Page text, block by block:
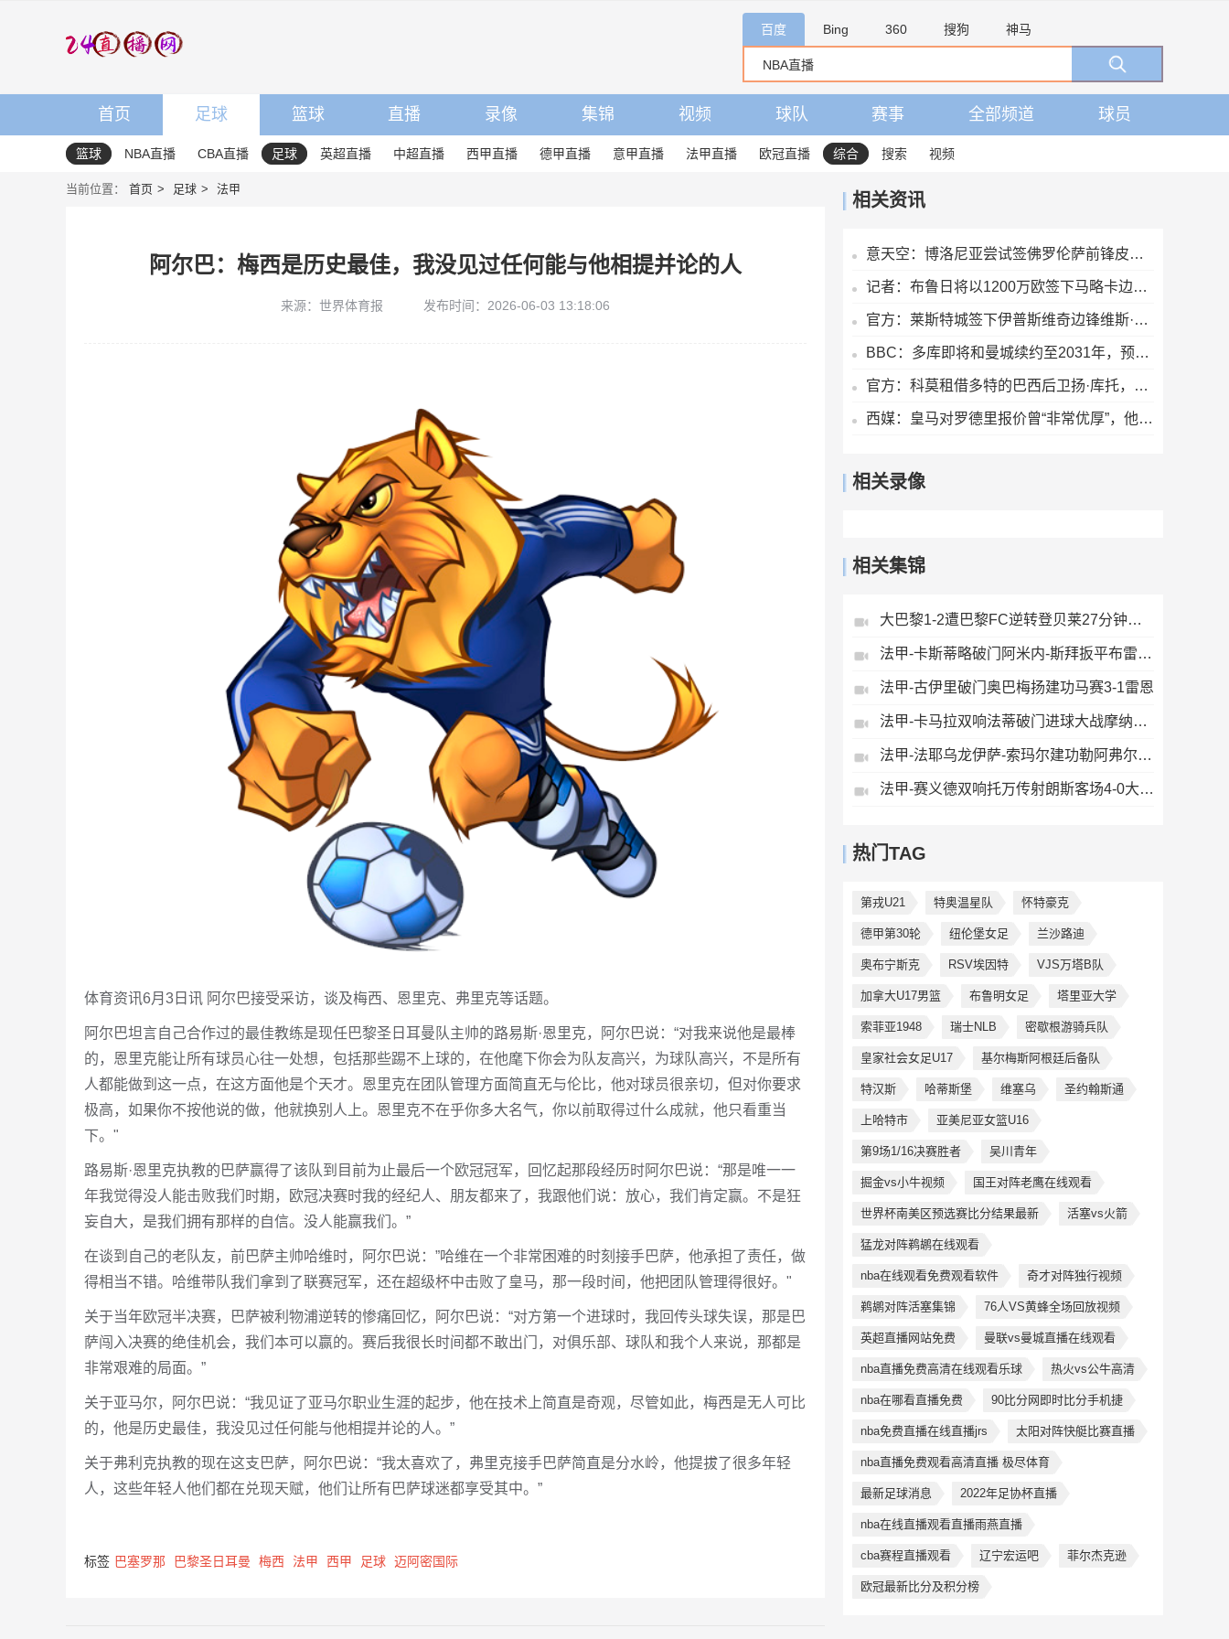
百度 Bing 360 搜狗 神马
首页 足球 篮球 直播 录像 集锦 视频 球队 赛事 全部频道 球员
篮球 NBA直播 CBA直播 足球 英超直播 中超直播 西甲直播 德甲直播 意甲直播 法甲直播 欧冠直播 综合 搜索 视频
当前位置： 首页 足球 法甲
阿尔巴：梅西是历史最佳，我没见过任何能与他相提并论的人
来源：世界体育报 发布时间：2026-06-03 13:18:06
体育资讯6月3日讯 阿尔巴接受采访，谈及梅西、恩里克、弗里克等话题。
阿尔巴坦言自己合作过的最佳教练是现任巴黎圣日耳曼队主帅的路易斯·恩里克，阿尔巴说：“对我来说他是最棒
的，恩里克能让所有球员心往一处想，包括那些踢不上球的，在他麾下你会为队友高兴，为球队高兴，不是所有
人都能做到这一点，在这方面他是个天才。恩里克在团队管理方面简直无与伦比，他对球员很亲切，但对你要求
极高，如果你不按他说的做，他就换别人上。恩里克不在乎你多大名气，你以前取得过什么成就，他只看重当
下。"
路易斯·恩里克执教的巴萨赢得了该队到目前为止最后一个欧冠冠军，回忆起那段经历时阿尔巴说：“那是唯一一
年我觉得没人能击败我们时期，欧冠决赛时我的经纪人、朋友都来了，我跟他们说：放心，我们肯定赢。不是狂
妄自大，是我们拥有那样的自信。没人能赢我们。”
在谈到自己的老队友，前巴萨主帅哈维时，阿尔巴说：”哈维在一个非常困难的时刻接手巴萨，他承担了责任，做
得相当不错。哈维带队我们拿到了联赛冠军，还在超级杯中击败了皇马，那一段时间，他把团队管理得很好。"
关于当年欧冠半决赛，巴萨被利物浦逆转的惨痛回忆，阿尔巴说：“对方第一个进球时，我回传头球失误，那是巴
萨闯入决赛的绝佳机会，我们本可以赢的。赛后我很长时间都不敢出门，对俱乐部、球队和我个人来说，那都是
非常艰难的局面。”
关于亚马尔，阿尔巴说：“我见证了亚马尔职业生涯的起步，他在技术上简直是奇观，尽管如此，梅西是无人可比
的，他是历史最佳，我没见过任何能与他相提并论的人。”
关于弗利克执教的现在这支巴萨，阿尔巴说：“我太喜欢了，弗里克接手巴萨简直是分水岭，他提拔了很多年轻
人，这些年轻人他们都在兑现天赋，他们让所有巴萨球迷都享受其中。”
标签 巴塞罗那 巴黎圣日耳曼 梅西 法甲 西甲 足球 迈阿密国际
相关资讯
意天空：博洛尼亚尝试签佛罗伦萨前锋皮科利 已准备永久转会报价
记者：布鲁日将以1200万欧签下马略卡边锋比尔希利，签约至2030年
官方：莱斯特城签下伊普斯维奇边锋维斯·伯恩斯，签约3年
BBC：多库即将和曼城续约至2031年，预计下周官宣
官方：科莫租借多特的巴西后卫扬·库托，租期一个赛季
西媒：皇马对罗德里报价曾“非常优厚”，他们不会再签下其他中场
相关录像
相关集锦
大巴黎1-2遭巴黎FC逆转登贝莱27分钟伤退戈里替补双响+读秒绝杀
法甲-卡斯蒂略破门阿米内-斯拜扳平布雷斯特1-1昂热
法甲-古伊里破门奥巴梅扬建功马赛3-1雷恩
法甲-卡马拉双响法蒂破门进球大战摩纳哥4-5斯特拉斯堡
法甲-法耶乌龙伊萨-索玛尔建功勒阿弗尔2-0洛里昂
法甲-赛义德双响托万传射朗斯客场4-0大胜里昂
热门TAG
第戎U21 特奥温星队 怀特豪克
德甲第30轮 纽伦堡女足 兰沙路迪
奥布宁斯克 RSV埃因特 VJS万塔B队
加拿大U17男篮 布鲁明女足 塔里亚大学
索菲亚1948 瑞士NLB 密歇根游骑兵队
皇家社会女足U17 基尔梅斯阿根廷后备队
特汉斯 哈蒂斯堡 维塞乌 圣约翰斯通
上哈特市 亚美尼亚女篮U16
第9场1/16决赛胜者 吴川青年
掘金vs小牛视频 国王对阵老鹰在线观看
世界杯南美区预选赛比分结果最新 活塞vs火箭
猛龙对阵鹈鹕在线观看
nba在线观看免费观看软件 奇才对阵独行视频
鹈鹕对阵活塞集锦 76人VS黄蜂全场回放视频
英超直播网站免费 曼联vs曼城直播在线观看
nba直播免费高清在线观看乐球 热火vs公牛高清
nba在哪看直播免费 90比分网即时比分手机捷
nba免费直播在线直播jrs 太阳对阵快艇比赛直播
nba直播免费观看高清直播 极尽体育
最新足球消息 2022年足协杯直播
nba在线直播观看直播雨燕直播
cba赛程直播观看 辽宁宏运吧 菲尔杰克逊
欧冠最新比分及积分榜